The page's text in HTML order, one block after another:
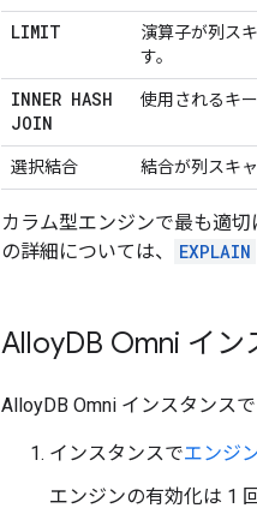
LIMIT 演算子が列ス
す。
INNER HASH
JOIN
使用されるキ
選択結合 結合が列スキ
カラム型エンジンで最も適
の詳細については、
EXPLAIN
AlloyDB Omni イ
AlloyDB Omni インスタンス
インスタンスでエンジ
エンジンの有効化は 1